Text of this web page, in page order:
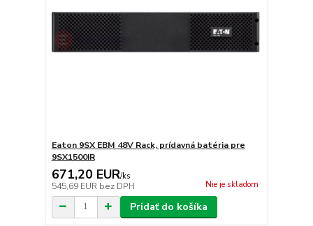
Eaton 9SX EBM 48V Rack, prídavná batéria pre
9SX1500IR
671,20 EUR/ks
545,69 EUR bez DPH Nie je skladom
Pridať do košíka